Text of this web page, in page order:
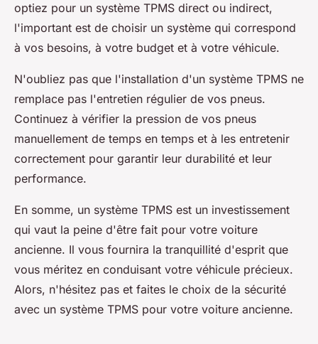
optiez pour un système TPMS direct ou indirect,
l'important est de choisir un système qui correspond
à vos besoins, à votre budget et à votre véhicule.
N'oubliez pas que l'installation d'un système TPMS ne
remplace pas l'entretien régulier de vos pneus.
Continuez à vérifier la pression de vos pneus
manuellement de temps en temps et à les entretenir
correctement pour garantir leur durabilité et leur
performance.
En somme, un système TPMS est un investissement
qui vaut la peine d'être fait pour votre voiture
ancienne. Il vous fournira la tranquillité d'esprit que
vous méritez en conduisant votre véhicule précieux.
Alors, n'hésitez pas et faites le choix de la sécurité
avec un système TPMS pour votre voiture ancienne.